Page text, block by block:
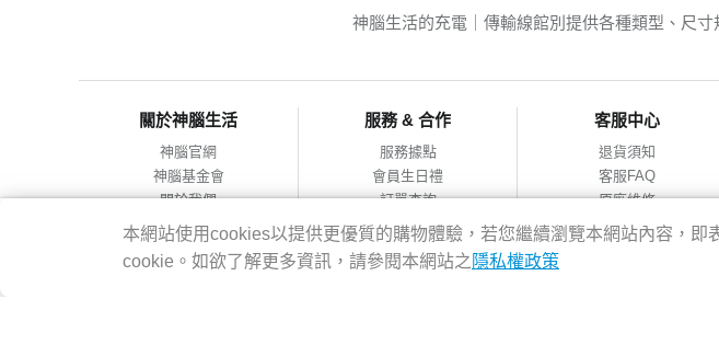
神腦生活的充電｜傳輸線館別提供各種類型、尺
關於神腦生活
神腦官網
神腦基金會
關於我們
會員服務條款
隱私權政策
網站導覽
服務 & 合作
服務據點
會員生日禮
訂單查詢
合作提案
客服中心
退貨須知
客服FAQ
原廠維修
網購包裝減量
本網站使用cookies以提供更優質的購物體驗，若您繼續瀏覽本網站內容，即
cookie。如欲了解更多資訊，請參閱本網站之 隱私權政策